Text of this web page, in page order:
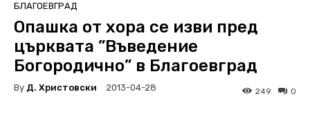
БЛАГОЕВГРАД
Опашка от хора се изви пред
църквата ”Въведение
Богородично” в Благоевград
By Д. Христовски 2013-04-28 0
249